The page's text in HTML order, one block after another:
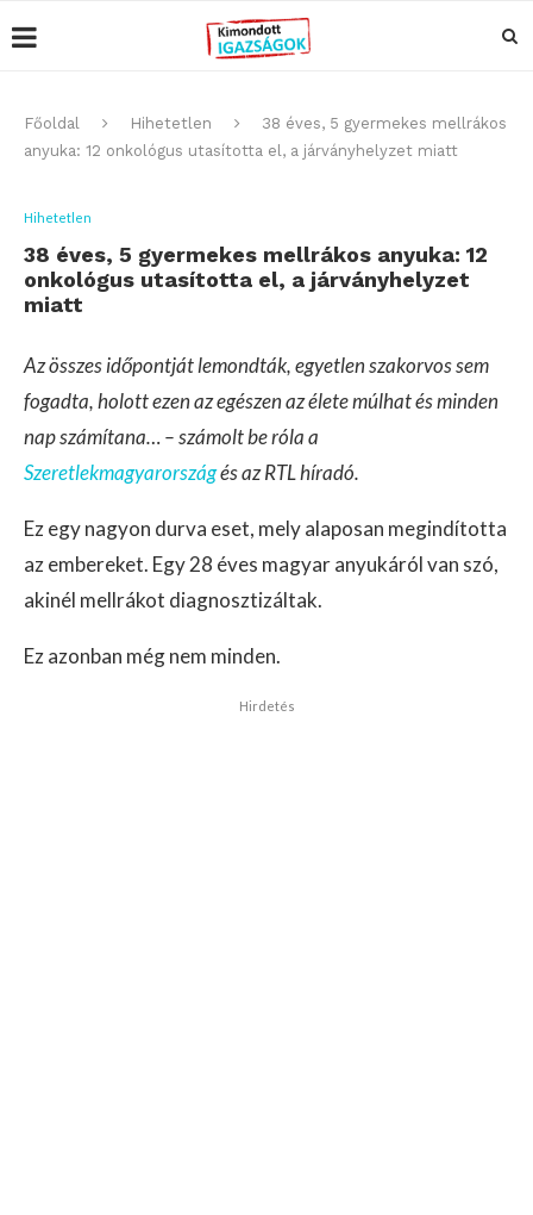
Főoldal Hihetetlen
38 éves, 5 gyermekes mellrákos
anyuka: 12 onkológus utasította el, a járványhelyzet miatt
Hihetetlen
38 éves, 5 gyermekes mellrákos anyuka: 12
onkológus utasította el, a járványhelyzet
miatt
Az összes időpontját lemondták, egyetlen szakorvos sem
fogadta, holott ezen az egészen az élete múlhat és minden
nap számítana… – számolt be róla a
Szeretlekmagyarországés az RTL híradó.
Ez egy nagyon durva eset, mely alaposan megindította
az embereket. Egy 28 éves magyar anyukáról van szó,
akinél mellrákot diagnosztizáltak.
Ez azonban még nem minden.
Hirdetés